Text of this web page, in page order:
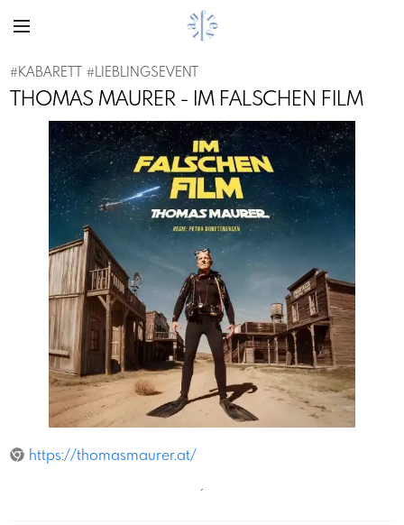
#KABARETT #LIEBLINGSEVENT
THOMAS MAURER - IM FALSCHEN FILM
Previous Next
https://thomasmaurer.at/
´